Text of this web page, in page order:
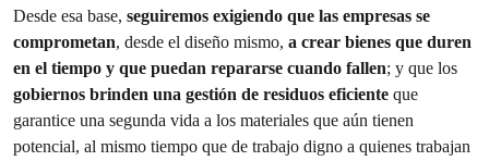
Desde esa base, seguiremos exigiendo que las empresas se
comprometan, desde el diseño mismo, a crear bienes que duren
en el tiempo y que puedan repararse cuando fallen; y que los
gobiernos brinden una gestión de residuos eficiente que
garantice una segunda vida a los materiales que aún tienen
potencial, al mismo tiempo que de trabajo digno a quienes trabajan